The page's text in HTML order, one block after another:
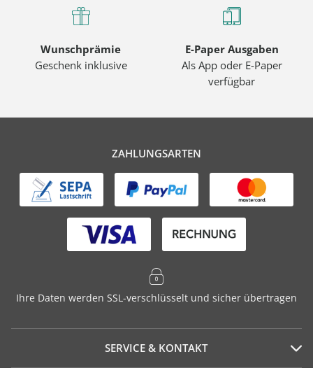
Wunschprämie
Geschenk inklusive
E-Paper Ausgaben
Als App oder E-Paper
verfügbar
ZAHLUNGSARTEN
Ihre Daten werden SSL-verschlüsselt und sicher übertragen
SERVICE & KONTAKT